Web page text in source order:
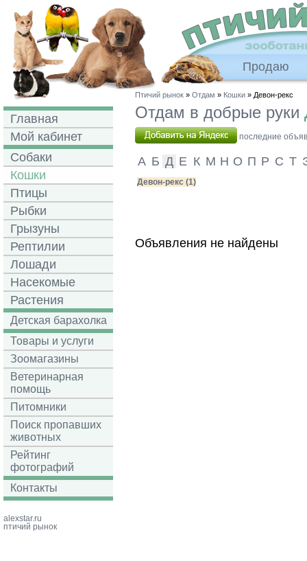
Продаю
Главная
Мой кабинет
Собаки
Кошки
Птицы
Рыбки
Грызуны
Рептилии
Лошади
Насекомые
Растения
Детская барахолка
Товары и услуги
Зоомагазины
Ветеринарная
помощь
Питомники
Поиск пропавших
животных
Рейтинг
фотографий
Контакты
Птичий рынок » Отдам » Кошки » Девон-рекс
Отдам в добрые руки
последние
А Б Д Е К М Н О П Р С Т
Девон-рекс (1)
Объявления не найдены
alexstar.ru
птичий рынок